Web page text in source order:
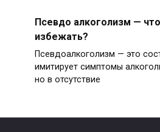
Псевдо алкоголизм —
избежать?
Псевдоалкоголизм — это
имитирует симптомы
но в отсутствие